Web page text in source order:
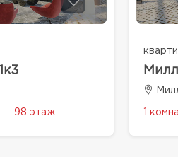
98 этаж 1